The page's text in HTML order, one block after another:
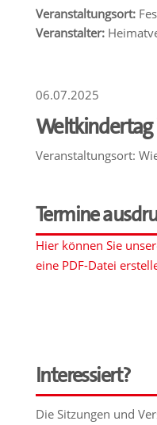
Veranstaltungsort:
Veranstalter:
06.07.2025
Veranstaltungsort:
Termine
Hier können Sie
eine PDF-Datei
Interessiert?
Die Sitzungen und